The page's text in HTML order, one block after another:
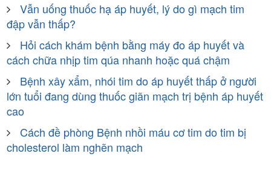
Vẫn uống thuốc hạ áp huyết, lý do gì mạch tim
đập vẫn thấp?
Hỏi cách khám bệnh bằng máy đo áp huyết và
cách chữa nhịp tim qúa nhanh hoặc quá chậm
Bệnh xây xẩm, nhói tim do áp huyết thấp ở người
lớn tuổi đang dùng thuốc giãn mạch trị bệnh áp huyết
cao
Cách đề phòng Bệnh nhồi máu cơ tim do tim bị
cholesterol làm nghẽn mạch